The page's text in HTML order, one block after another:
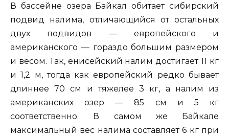
В бассейне озера Байкал обитает сибирский
подвид налима, отличающийся от остальных
двух подвидов — европейского и
американского — гораздо большим размером
и весом. Так, енисейский налим достигает 11 кг
и 1,2 м, тогда как европейский редко бывает
длиннее 70 см и тяжелее 3 кг, а налим из
американских озер — 85 см и 5 кг
соответственно. В самом же Байкале
максимальный вес налима составляет 6 кг при